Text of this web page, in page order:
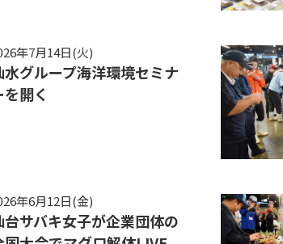
年7月14日(火)
水グループ海洋環境セミナ
を開く
年6月12日(金)
台サバキ女子が企業団体の